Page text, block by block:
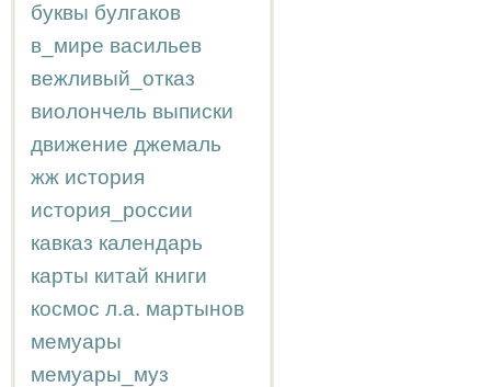
буквы булгаков
в_мире васильев
вежливый_отказ
виолончель выписки
движение джемаль
жж история
история_россии
кавказ календарь
карты китай книги
космос л.а. мартынов
мемуары
мемуары_муз